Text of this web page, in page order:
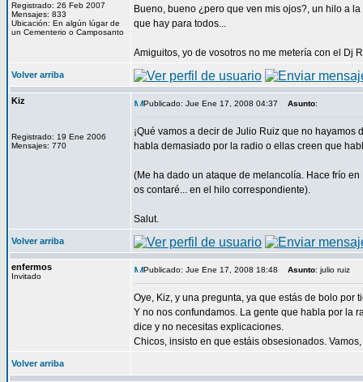
Registrado: 26 Feb 2007
Mensajes: 833
Ubicación: En algún lúgar de
un Cementerio o Camposanto
Bueno, bueno ¿pero que ven mis ojos?, un hilo a
que hay para todos...
Amiguitos, yo de vosotros no me metería con el Dj
Volver arriba
Kiz
Registrado: 19 Ene 2006
Mensajes: 770
Publicado: Jue Ene 17, 2008 04:37 Asunto:
¡Qué vamos a decir de Julio Ruiz que no
habla demasiado por la radio o ellas creen que
(Me ha dado un ataque de melancolía. Hace frío
os contaré... en el hilo correspondiente).
Salut.
Volver arriba
enfermos
Invitado
Publicado: Jue Ene 17, 2008 18:48 Asunto: julio ruiz
Oye, Kiz, y una pregunta, ya que estás de bolo por
Y no nos confundamos. La gente que habla por la
dice y no necesitas explicaciones.
Chicos, insisto en que estáis obsesionados.
Volver arriba